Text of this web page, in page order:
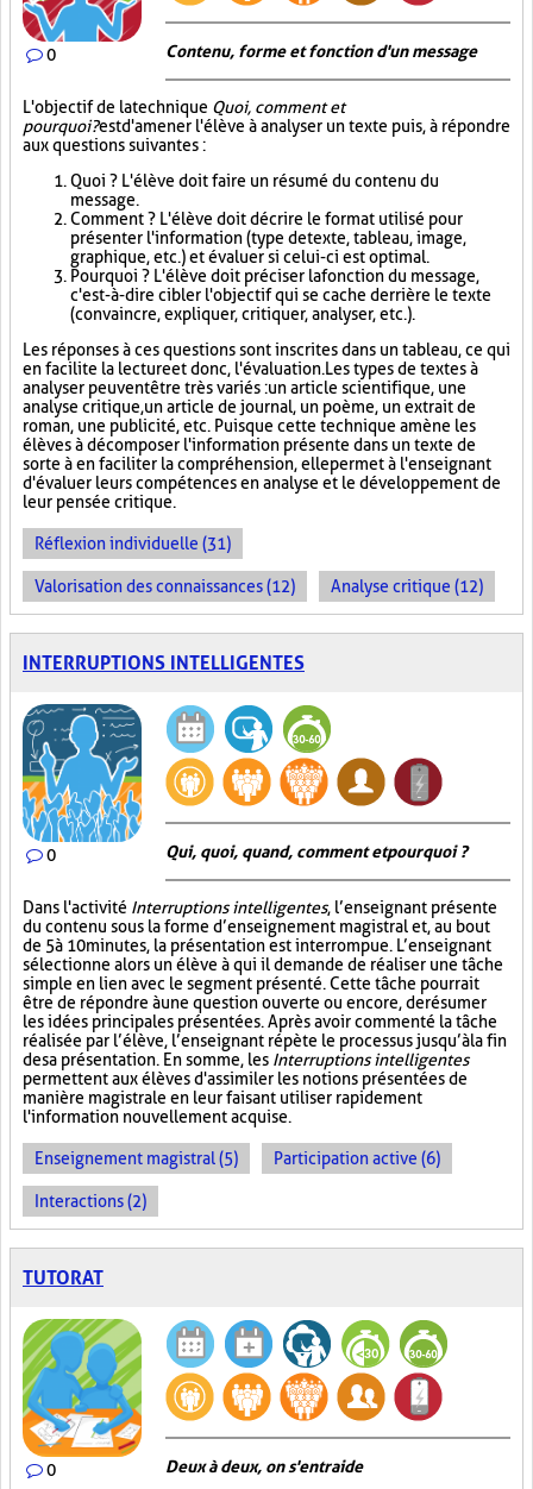
0 Contenu, forme et fonction d'un message
L'objectif de la technique Quoi, comment et
pourquoi?est d'amener l'élève à analyser un texte puis, à répondre
aux questions suivantes :
Quoi ? L'élève doit faire un résumé du contenu du
message.
Comment ? L'élève doit décrire le format utilisé pour
présenter l'information (type de texte, tableau, image,
graphique, etc.) et évaluer si celui-ci est optimal.
Pourquoi ? L'élève doit préciser la fonction du message,
c'est-à-dire cibler l'objectif qui se cache derrière le texte
(convaincre, expliquer, critiquer, analyser, etc.).
Les réponses à ces questions sont inscrites dans un tableau, ce qui
en facilite la lecture et donc, l'évaluation. Les types de textes à
analyser peuvent être très variés : un article scientifique, une
analyse critique, un article de journal, un poème, un extrait de
roman, une publicité, etc. Puisque cette technique amène les
élèves à décomposer l'information présente dans un texte de
sorte à en faciliter la compréhension, elle permet à l'enseignant
d'évaluer leurs compétences en analyse et le développement de
leur pensée critique.
Réflexion individuelle (31)
Valorisation des connaissances (12) Analyse critique (12)
INTERRUPTIONS INTELLIGENTES
0 Qui, quoi, quand, comment et pourquoi ?
Dans l'activité Interruptions intelligentes, l’enseignant présente
du contenu sous la forme d’enseignement magistral et, au bout
de 5 à 10 minutes, la présentation est interrompue. L’enseignant
sélectionne alors un élève à qui il demande de réaliser une tâche
simple en lien avec le segment présenté. Cette tâche pourrait
être de répondre à une question ouverte ou encore, de résumer
les idées principales présentées. Après avoir commenté la tâche
réalisée par l’élève, l’enseignant répète le processus jusqu’à la fin
de sa présentation. En somme, les Interruptions intelligentes
permettent aux élèves d'assimiler les notions présentées de
manière magistrale en leur faisant utiliser rapidement
l'information nouvellement acquise.
Enseignement magistral (5) Participation active (6)
Interactions (2)
TUTORAT
0 Deux à deux, on s'entraide